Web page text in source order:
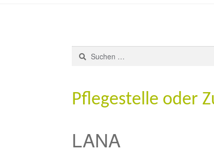
Suchen
nach:
Pflegestelle oder
LANA